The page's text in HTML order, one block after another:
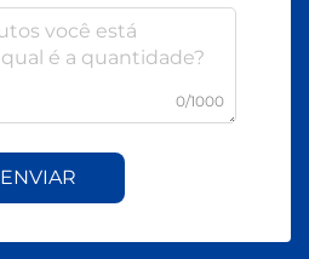
0/1000
ENVIAR